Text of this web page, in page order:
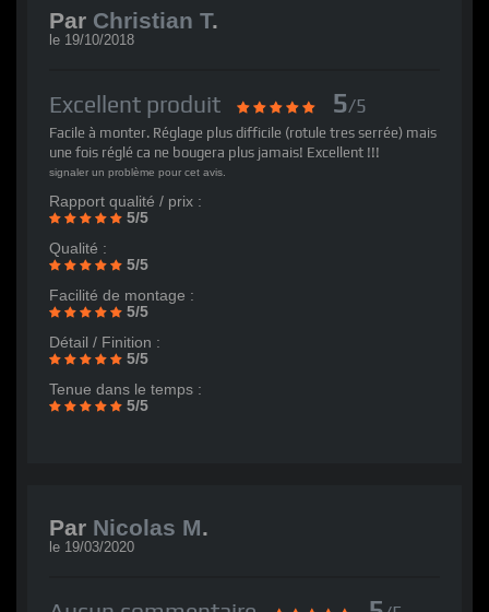
Par Christian T.
le 19/10/2018
Excellent produit 5/5
Facile à monter. Réglage plus difficile (rotule tres serrée) mais
une fois réglé ca ne bougera plus jamais! Excellent !!!
signaler un problème pour cet avis.
Rapport qualité / prix :
5/5
Qualité :
5/5
Facilité de montage :
5/5
Détail / Finition :
5/5
Tenue dans le temps :
5/5
Par Nicolas M.
le 19/03/2020